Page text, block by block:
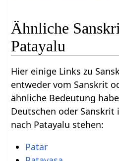
Ähnliche
Patayalu
Hier einige Links zu
entweder vom Sanskrit
ähnliche Bedeutung
Deutschen oder
nach Patayalu stehen:
Patar